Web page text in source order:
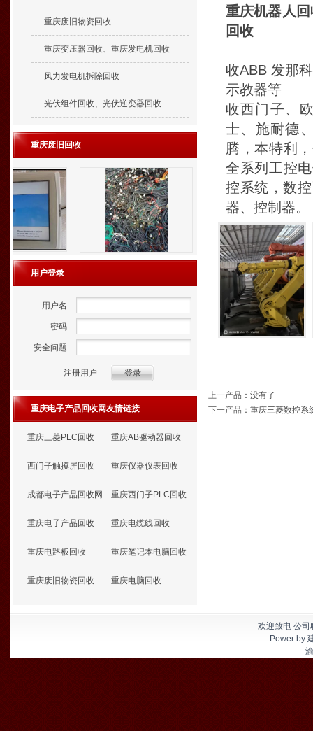
重庆废旧物资回收
重庆变压器回收、重庆发电机回收
风力发电机拆除回收
光伏组件回收、光伏逆变器回收
重庆废旧回收
用户登录
用户名:
密码:
安全问题:
注册用户
重庆电子产品回收网友情链接
重庆三菱PLC回收 重庆AB驱动器回收
西门子触摸屏回收 重庆仪器仪表回收
成都电子产品回收网 重庆西门子PLC回收
重庆电子产品回收 重庆电缆线回收
重庆电路板回收 重庆笔记本电脑回收
重庆废旧物资回收 重庆电脑回收
重庆机器人
回收
收ABB 发那
示教器等
收西门子、
士、施耐德
腾，本特利
全系列工控
控系统，数
器、控制器。
上一产品 ：没有了
下一产品 ： 重庆三菱数控系
欢迎致电 公
Power by